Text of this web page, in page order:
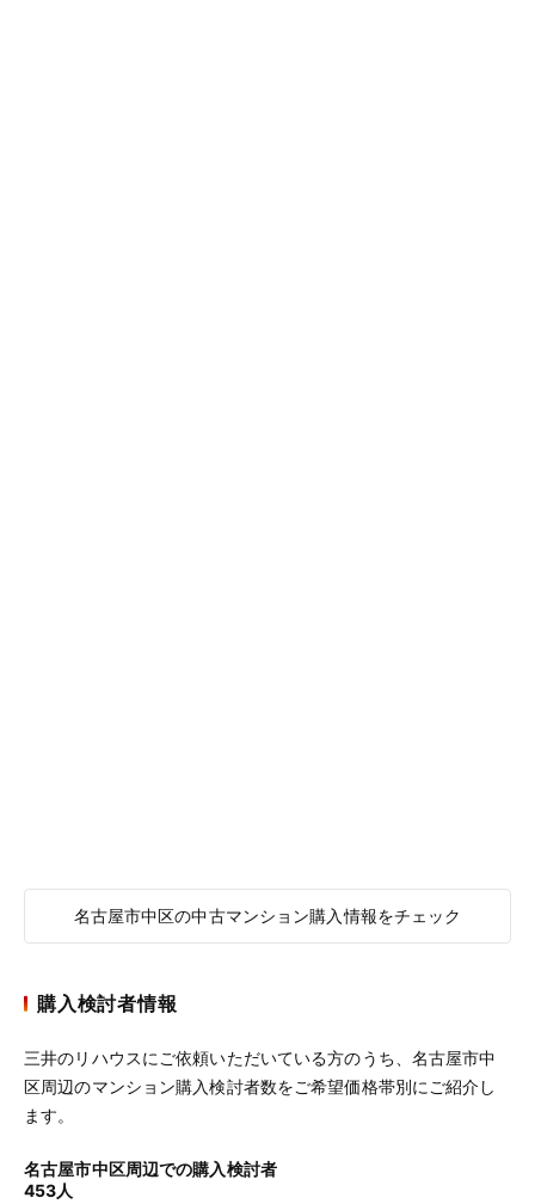
名古屋市中区の中古マンション購入情報をチェック
購入検討者情報
三井のリハウスにご依頼いただいている方のうち、名古屋市中
区周辺のマンション購入検討者数をご希望価格帯別にご紹介し
ます。
名古屋市中区周辺での購入検討者
453人